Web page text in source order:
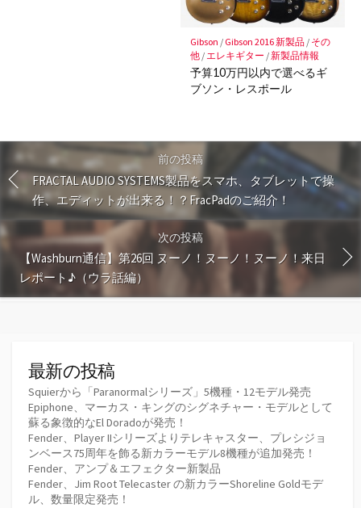
Gibson / Gibson 2016 新製品/ その
他/ エレキギター /新製品情報
予算10万円以内で選べるギ
ブソン・レスポール
前の投稿
FRACTAL AUDIO SYSTEMS製品をスマホ、タブレットで操
作、エディットが出来る！？FracPadのご紹介！
次の投稿
【Washburn通信】第26回 ヌーノ！ヌーノ！ヌーノ！来日
レポート♪（ウラ話編）
最新の投稿
Squierから「Paranormalシリーズ」5機種・12モデル発売
Epiphone、マーカス・キングのシグネチャー・モデルとして
蘇る象徴的なEl Doradoが発売！
Fender、Player IIシリーズよりテレキャスター、プレシジョ
ンベース75周年を飾る新カラーモデル8機種が追加発売！
Fender、アンプ＆エフェクター新製品
Fender、Jim Root Telecaster の新カラーShoreline Goldモデ
ル、数量限定発売！